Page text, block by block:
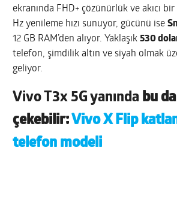
ekranında FHD+ çözünürlük ve akıcı
Hz yenileme hızı sunuyor, gücünü ise
12 GB RAM’den alıyor. Yaklaşık530
telefon, şimdilik altın ve siyah olmak
geliyor.
Vivo T3x 5G yanında bu
çekebilir: Vivo X Flip
telefon modeli